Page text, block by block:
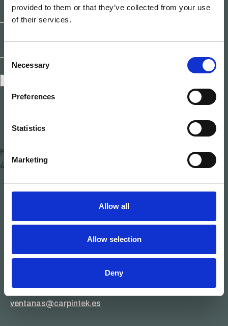
provided to them or that they’ve collected from your use
of their services.
Selection
Necessary
Preferences
Statistics
Marketing
Allow all
Allow selection
Deny
el
Registrar
¿Olvidaste tu contraseña?
Camino Mejorada nº 7
28850 Madrid
Ventanas
ventanas@carpintek.es